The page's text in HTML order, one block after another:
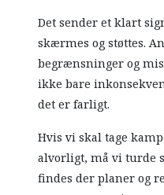
Det sender et klart
skærmes og støttes.
begrænsninger og
ikke bare
det er farligt.
Hvis vi skal tage
alvorligt, må vi turde
findes der planer og